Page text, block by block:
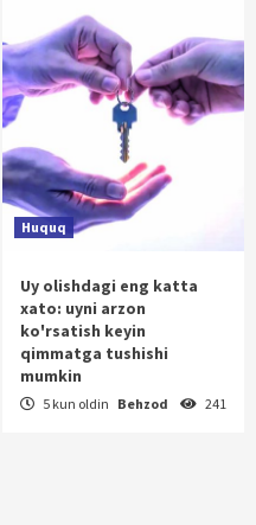
Huquq
Uy olishdagi eng katta
xato: uyni arzon
ko'rsatish keyin
qimmatga tushishi
mumkin
5 kun oldin Behzod 241